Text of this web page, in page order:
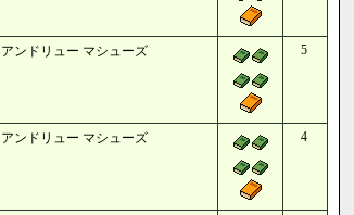
アンドリュー マシューズ 5
アンドリュー マシューズ 4